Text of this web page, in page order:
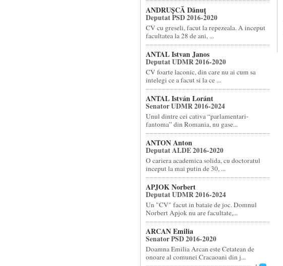
ANDRUȘCĂ Dănuț
Deputat PSD 2016-2020
CV cu greseli, facut la repezeala. A inceput
facultatea la 28 de ani, ...
ANTAL Istvan Janos
Deputat UDMR 2016-2020
CV foarte laconic, din care nu ai cum sa
intelegi ce a facut si la ce ...
ANTAL István Loránt
Senator UDMR 2016-2024
Unul dintre cei cativa “parlamentari-
fantoma” din Romania, nu gase...
ANTON Anton
Deputat ALDE 2016-2020
O cariera academica solida, cu doctoratul
inceput la mai putin de 30, ...
APJOK Norbert
Deputat UDMR 2016-2024
Un "CV" facut in bataie de joc. Domnul
Norbert Apjok nu are facultate,...
ARCAN Emilia
Senator PSD 2016-2020
Doamna Emilia Arcan este Cetatean de
onoare al comunei Cracaoani din j...